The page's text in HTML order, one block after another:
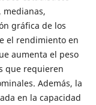
medianas,
gráfica de los
el rendimiento en
aumenta el peso
que requieren
Además, la
en la capacidad